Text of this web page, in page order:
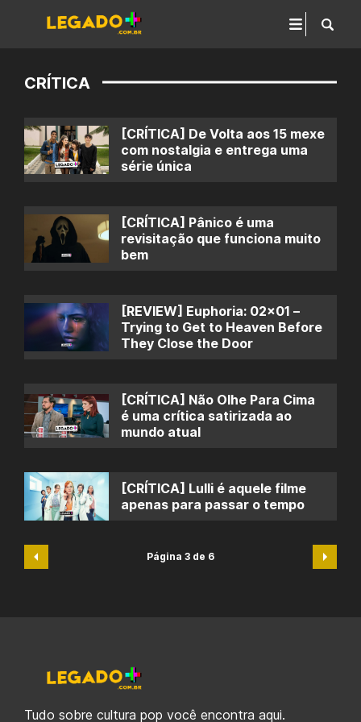
CRÍTICA
[CRÍTICA] De Volta aos 15 mexe
com nostalgia e entrega uma
série única
[CRÍTICA] Pânico é uma
revisitação que funciona muito
bem
[REVIEW] Euphoria: 02×01 –
Trying to Get to Heaven Before
They Close the Door
[CRÍTICA] Não Olhe Para Cima
é uma crítica satirizada ao
mundo atual
[CRÍTICA] Lulli é aquele filme
apenas para passar o tempo
Página 3 de 6
Tudo sobre cultura pop você encontra aqui.